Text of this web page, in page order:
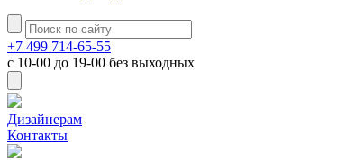
+7 499 714-65-55
с 10-00 до 19-00 без выходных
Дизайнерам
Контакты